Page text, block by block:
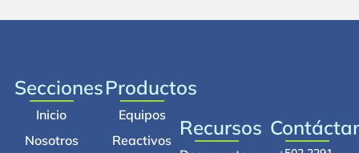
Secciones
Inicio
Nosotros
Productos
Equipos
Reactivos
Recursos